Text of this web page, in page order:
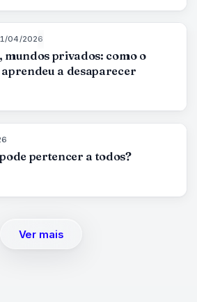
04/2026
mundos privados: como o
a desaparecer
pertencer a todos?
Ver mais